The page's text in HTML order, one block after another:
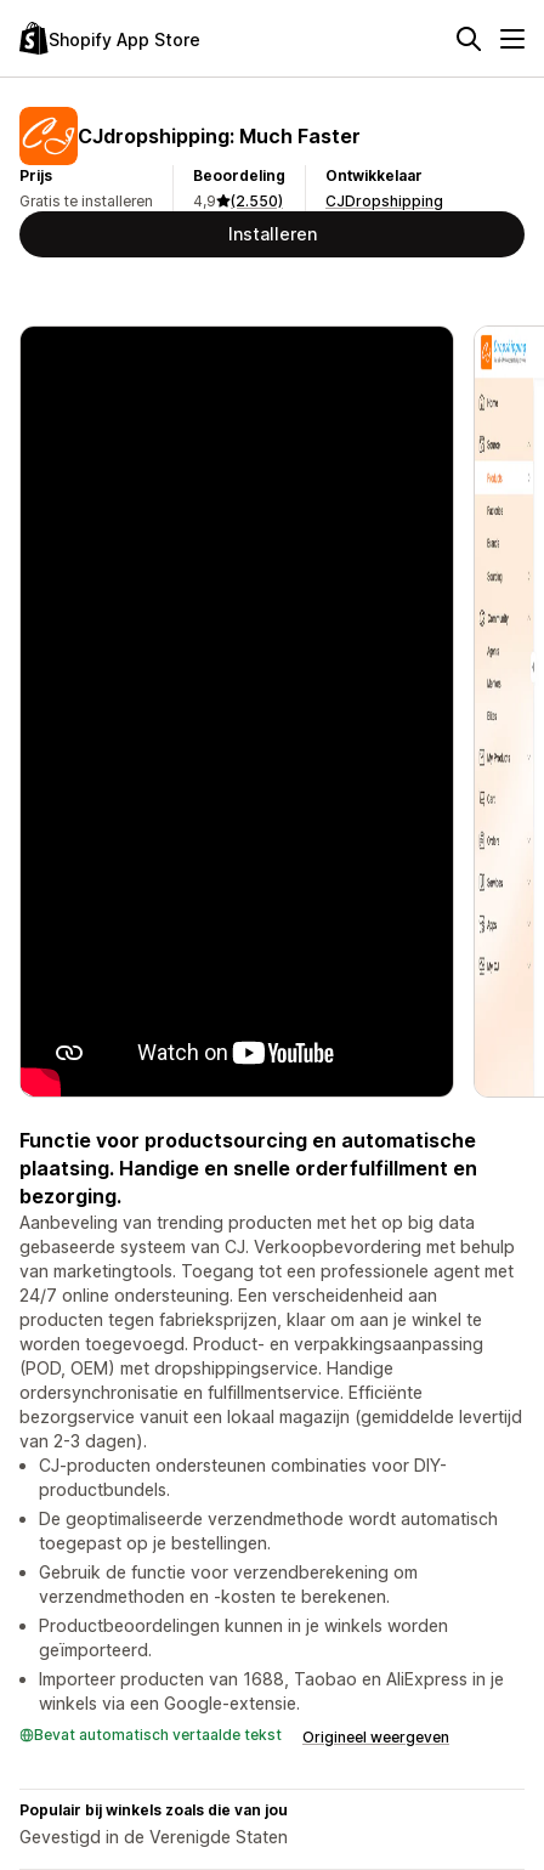
Shopify App Store
CJdropshipping: Much Faster
Prijs
Gratis te installeren
Beoordeling
4,9
(2.550)
Ontwikkelaar
CJDropshipping
Installeren
Functie voor productsourcing en automatische
plaatsing. Handige en snelle orderfulfillment en
bezorging.
Aanbeveling van trending producten met het op big data
gebaseerde systeem van CJ. Verkoopbevordering met behulp
van marketingtools. Toegang tot een professionele agent met
24/7 online ondersteuning. Een verscheidenheid aan
producten tegen fabrieksprijzen, klaar om aan je winkel te
worden toegevoegd. Product- en verpakkingsaanpassing
(POD, OEM) met dropshippingservice. Handige
ordersynchronisatie en fulfillmentservice. Efficiënte
bezorgservice vanuit een lokaal magazijn (gemiddelde levertijd
van 2-3 dagen).
CJ-producten ondersteunen combinaties voor DIY-
productbundels.
De geoptimaliseerde verzendmethode wordt automatisch
toegepast op je bestellingen.
Gebruik de functie voor verzendberekening om
verzendmethoden en -kosten te berekenen.
Productbeoordelingen kunnen in je winkels worden
geïmporteerd.
Importeer producten van 1688, Taobao en AliExpress in je
winkels via een Google-extensie.
Bevat automatisch vertaalde tekst Origineel weergeven
Populair bij winkels zoals die van jou
Gevestigd in de Verenigde Staten